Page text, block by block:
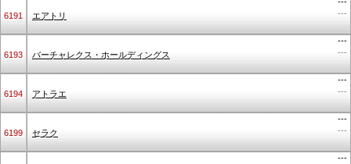
6191 エアトリ
---
6193 バーチャレクス・ホールディングス
---
---
6194 アトラエ
---
---
6199 セラク
---
---
---